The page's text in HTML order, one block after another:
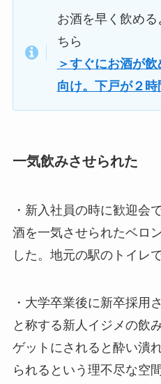
お酒を早く飲め
ちら
＞すぐにお酒が
向け。下戸が２
一気飲みさせられた
・新入社員の時に歓迎会
酒を一気させられたベロ
した。地元の駅のトイレ
・大学卒業後に新卒採用
と称する新人イジメの飲
ゲットにされると酔い潰
られるという理不尽な空